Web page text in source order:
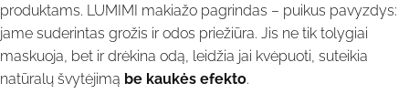
produktams. LUMIMI makiažo pagrindas – puikus pavyzdys:
jame suderintas grožis ir odos priežiūra. Jis ne tik tolygiai
maskuoja, bet ir drėkina odą, leidžia jai kvėpuoti, suteikia
natūralų švytėjimą be kaukės efekto.